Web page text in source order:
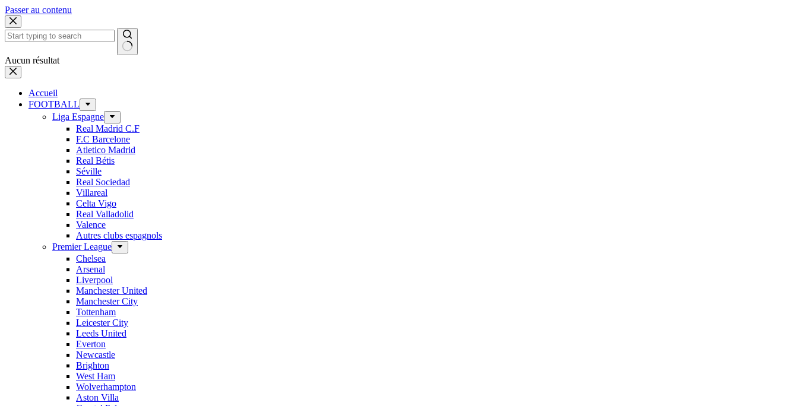
Passer au contenu
Aucun résultat
Accueil
FOOTBALL
Liga Espagne
Real Madrid C.F
F.C Barcelone
Atletico Madrid
Real Bétis
Séville
Real Sociedad
Villareal
Celta Vigo
Real Valladolid
Valence
Autres clubs espagnols
Premier League
Chelsea
Arsenal
Liverpool
Manchester United
Manchester City
Tottenham
Leicester City
Leeds United
Everton
Newcastle
Brighton
West Ham
Wolverhampton
Aston Villa